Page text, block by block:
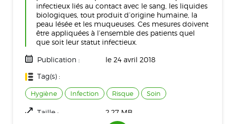
infectieux liés au contact avec le sang, les liquides
biologiques, tout produit d’origine humaine, la
peau lésée et les muqueuses. Ces mesures doivent
être appliquées à l’ensemble des patients quel
que soit leur statut infectieux.
Publication :
le 24 avril 2018
Tag(s) :
Hygiène Infection Risque Soin
Taille : 2.27 MB